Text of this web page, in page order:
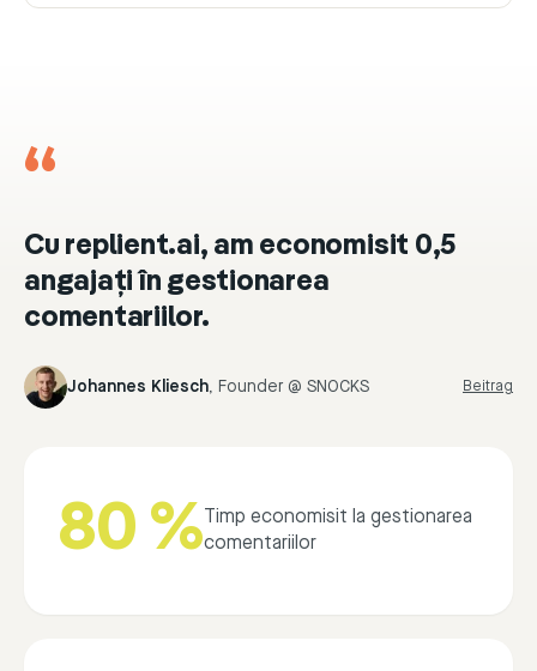
“
Cu replient.ai, am economisit 0,5
angajați în gestionarea
comentariilor.
Johannes Kliesch, Founder @ SNOCKS Beitrag
80 %Timp economisit la gestionarea
comentariilor